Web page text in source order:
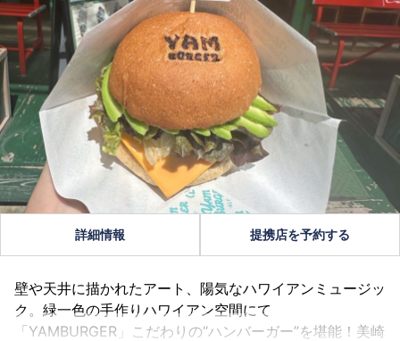
詳細情報 提携店を予約する
壁や天井に描かれたアート、陽気なハワイアンミュージッ
ク。緑一色の手作りハワイアン空間にて
「YAMBURGER」こだわりの“ハンバーガー”を堪能！美崎